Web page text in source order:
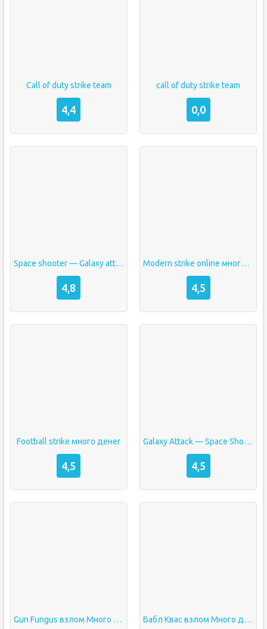
Сall of duty strike team
4,4
call of duty strike team
0,0
Space shooter — Galaxy attack — Galaxy shooter взлом Много алмазов
4,8
Modern strike online много денег
4,5
Football strike много денег
4,5
Galaxy Attack — Space Shooter взлом на деньги
4,5
Gun Fungus взлом Много денег Бабл Квас взлом Много денег